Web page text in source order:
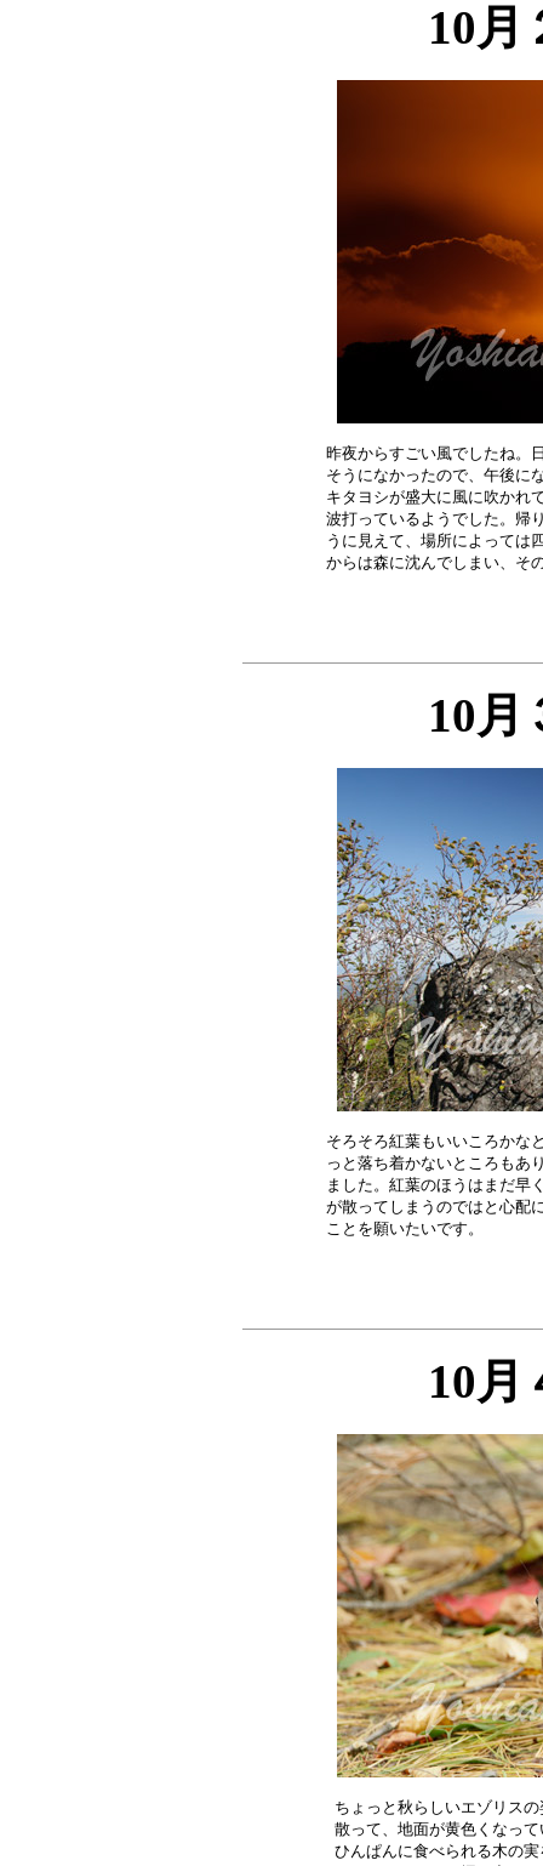
10月
昨夜からすごい風でしたね。
そうになかったので、午後に
キタヨシが盛大に風に吹かれ
波打っているようでした。帰
うに見えて、場所によっては
10月
そろそろ紅葉もいいころかな
っと落ち着かないところもあ
ました。紅葉のほうはまだ早
が散ってしまうのではと心配
10月
ちょっと秋らしいエゾリス
散って、地面が黄色くなっ
ひんぱんに食べられる木の